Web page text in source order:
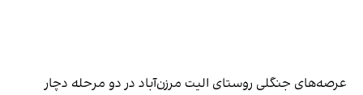
عرصه‌های جنگلی روستای الیت مرزن‌آباد در دو مرحله دچار